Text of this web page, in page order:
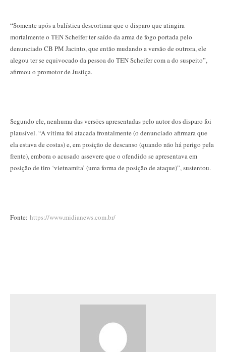
“Somente após a balística descortinar que o disparo que atingira
mortalmente o TEN Scheifer ter saído da arma de fogo portada pelo
denunciado CB PM Jacinto, que então mudando a versão de outrora, ele
alegou ter se equivocado da pessoa do TEN Scheifer com a do suspeito”,
afirmou o promotor de Justiça.
Segundo ele, nenhuma das versões apresentadas pelo autor dos disparo foi
plausível. “A vítima foi atacada frontalmente (o denunciado afirmara que
ela estava de costas) e, em posição de descanso (quando não há perigo pela
frente), embora o acusado assevere que o ofendido se apresentava em
posição de tiro ‘vietnamita’ (uma forma de posição de ataque)”, sustentou.
Fonte: https://www.midianews.com.br/